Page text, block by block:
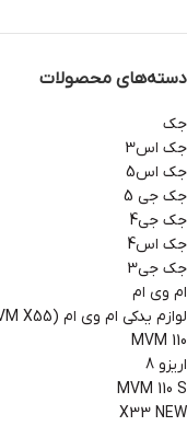
دسته‌های محصولات
جک
جک اس3
جک اس5
جک جی 5
جک جی4
جک اس4
جک جی3
ام وی ام
لوازم یدکی ام وی ام X55(MVM X55)
MVM 110
اریزو 8
MVM 110 S
X33 NEW